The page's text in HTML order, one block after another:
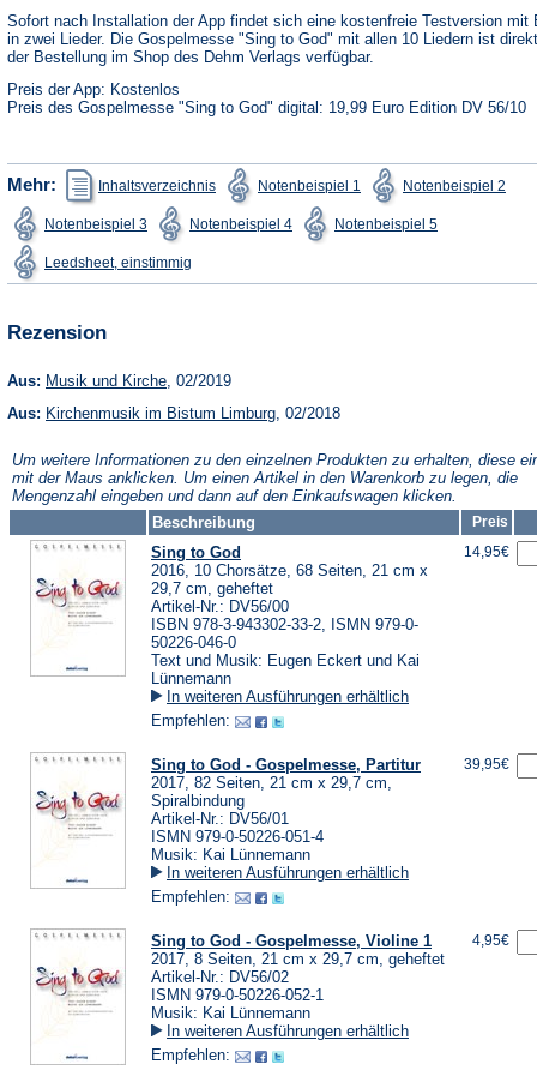
neuen
Tab)
Sofort nach Installation der App findet sich eine kostenfreie Testversion mit
in zwei Lieder. Die Gospelmesse "Sing to God" mit allen 10 Liedern ist
der Bestellung im Shop des Dehm Verlags verfügbar.
Preis der App: Kostenlos
Preis des Gospelmesse "Sing to God" digital: 19,99 Euro Edition DV 56/10
Mehr: Inhaltsverzeichnis
(Öffnet
in
einem
neuen
Notenbeispiel 1
(Öffnet
in
einem
neuen
Notenbeispiel 2in
Notenbeispiel 3
(Öffnet
in
einem
neuen
Tab)
Notenbeispiel 4
(Öffnet
in
einem
Tab)
Notenbeispiel 5in
Tab)
Leedsheet, einstimmig
einem
Rezension
Aus: Musik und Kirche(Öffnet
einem
, 02/2019
Aus: Kirchenmusik im Bistum Limburg(Öffnet
neuen
Tab)
, 02/2018
Um weitere Informationen zu den einzelnen Produkten zu erhalten, diese
mit der Maus anklicken. Um einen Artikel in den Warenkorb zu legen, die
Mengenzahl eingeben und dann auf den Einkaufswagen klicken.
Beschreibung
Preis
Sing to God
2016, 10 Chorsätze, 68 Seiten, 21 cm x
29,7 cm, geheftet
Artikel-Nr.: DV56/00
ISBN 978-3-943302-33-2, ISMN 979-0-
50226-046-0
Text und Musik: Eugen Eckert und Kai
Lünnemann
In weiteren Ausführungen erhältlich
Empfehlen:
14,95€
Sing to God - Gospelmesse, Partitur
2017, 82 Seiten, 21 cm x 29,7 cm,
Spiralbindung
Artikel-Nr.: DV56/01
ISMN 979-0-50226-051-4
Musik: Kai Lünnemann
In weiteren Ausführungen erhältlich
Empfehlen:
39,95€
Sing to God - Gospelmesse, Violine 1
2017, 8 Seiten, 21 cm x 29,7 cm, geheftet
Artikel-Nr.: DV56/02
ISMN 979-0-50226-052-1
Musik: Kai Lünnemann
In weiteren Ausführungen erhältlich
Empfehlen:
4,95€